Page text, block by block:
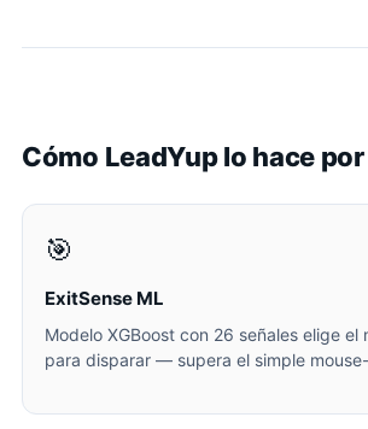
Cómo LeadYup lo hace
🎯
ExitSense ML
Modelo XGBoost con 26 señales elige el
para disparar — supera el simple